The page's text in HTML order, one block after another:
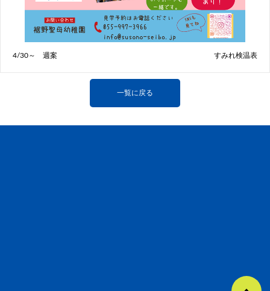
4/30～ 週案 すみれ検温表
一覧に戻る